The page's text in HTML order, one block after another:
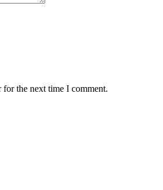
for the next time I comment.